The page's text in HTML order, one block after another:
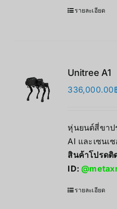
รายละเอียด
Unitree A1
336,000.00
หุ่นยนต์สี่ขาป
AI และเซนเ
สินค้าโปรดติ
ID:
รายละเอียด